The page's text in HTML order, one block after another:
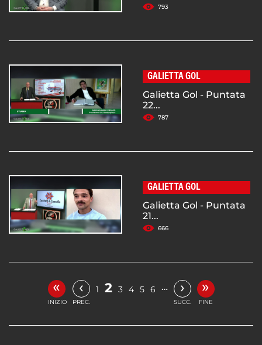
793
GALIETTA GOL
Galietta Gol - Puntata
22...
787
GALIETTA GOL
Galietta Gol - Puntata
21...
666
«
INIZIO
‹
PREC.
1 2 3 4 5 6 … ›
SUCC.
»
FINE